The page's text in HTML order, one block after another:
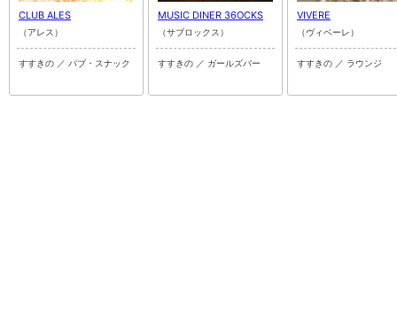
CLUB ALES
（アレス）
すすきの ／ パブ・スナック
MUSIC DINER 36OCKS
（サブロックス）
すすきの ／ ガールズバー
VIVERE
（ヴィベーレ）
すすきの ／ ラウンジ